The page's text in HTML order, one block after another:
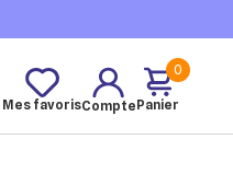
Mes favorisCompte
0
Panier